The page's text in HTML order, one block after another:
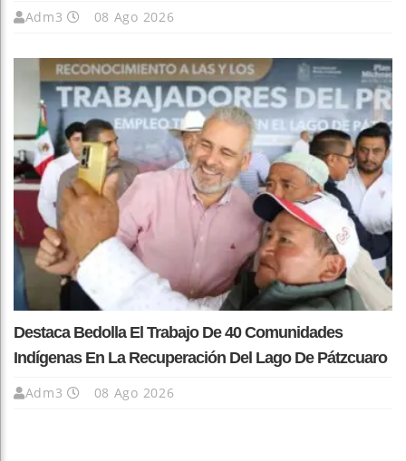
Adm3 08 Ago 2026
Destaca Bedolla El Trabajo De 40 Comunidades
Indígenas En La Recuperación Del Lago De Pátzcuaro
Adm3 08 Ago 2026